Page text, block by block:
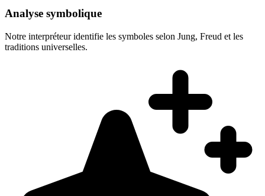
Analyse symbolique
Notre interpréteur identifie les symboles selon Jung, Freud et les
traditions universelles.